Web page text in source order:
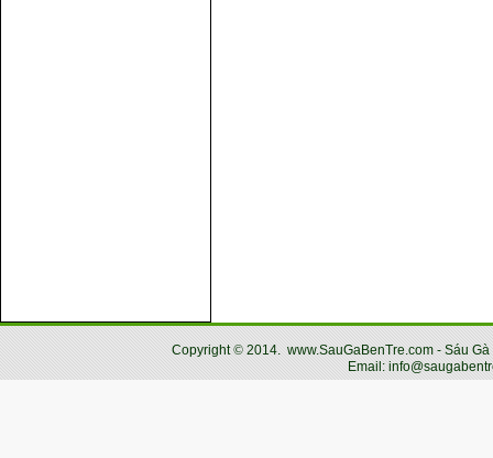
Copyright© 2014. www.SauGaBenTre.com - Sáu
Email: